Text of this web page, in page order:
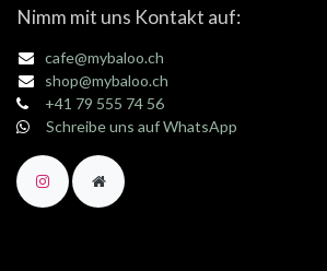
Nimm mit uns Kontakt auf:
cafe@mybaloo.ch
shop@mybaloo.ch
+41 79 555 74 56
Schreibe uns auf WhatsApp